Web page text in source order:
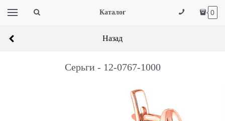
Каталог 0
Назад
Серьги - 12-0767-1000